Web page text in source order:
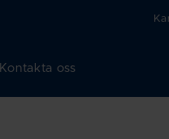
Kontakta oss